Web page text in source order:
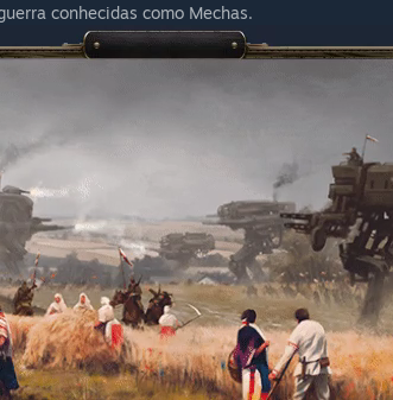
conhecidas como Mechas.